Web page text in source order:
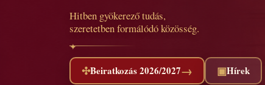
Hitben gyökerező tudás,
szeretetben formálódó közösség.
✣Beiratkozás 2026/2027→ ▣Hírek